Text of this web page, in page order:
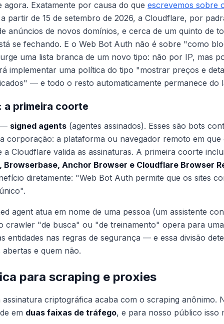
Exatamente por causa do que escrevemos sobre
partir de 15 de setembro de 2026, a Cloudflare, por
anúncios de novos domínios, e cerca de um quinto de
se fechando. E o Web Bot Auth não é sobre "como
uma lista branca de um novo tipo: não por IP, mas
implementar uma política do tipo "mostrar preços e
— e todo o resto automaticamente permanece do
a primeira coorte
— signed agents (agentes assinados). Esses são bots
corporação: a plataforma ou navegador remoto em que
a Cloudflare valida as assinaturas. A primeira coorte
Browserbase, Anchor Browser e Cloudflare Browser
diretamente: "Web Bot Auth permite que os sites
agent atua em nome de uma pessoa (um assistente
crawler "de busca" ou "de treinamento" opera para
entidades nas regras de segurança — e essa divisão
e quem não.
para scraping e proxies
criptográfica acaba com o scraping anônimo.
em duas faixas de tráfego, e para nosso público isso